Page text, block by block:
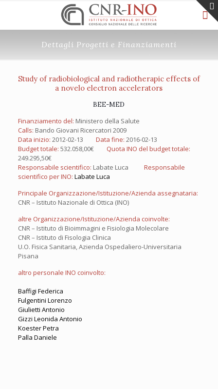
Dettagli Progetti e Finanziamenti
Study of radiobiological and radiotherapic effects of
a novelo electron accelerators
BEE-MED
Finanziamento del: Ministero della Salute
Calls: Bando Giovani Ricercatori 2009
Data inizio: 2012-02-13 Data fine: 2016-02-13
Budget totale: 532.058,00€ Quota INO del budget totale:
249.295,50€
Responsabile scientifico: Labate Luca
Responsabile
scientifico per INO: Labate Luca
Principale Organizzazione/Istituzione/Azienda assegnataria:
CNR – Istituto Nazionale di Ottica (INO)
altre Organizzazione/Istituzione/Azienda coinvolte:
CNR – Istituto di Bioimmagini e Fisiologia Molecolare
CNR – Istituto di Fisologia Clinica
U.O. Fisica Sanitaria, Azienda Ospedaliero-Universitaria
Pisana
altro personale INO coinvolto:
Baffigi Federica
Fulgentini Lorenzo
Giulietti Antonio
Gizzi Leonida Antonio
Koester Petra
Palla Daniele